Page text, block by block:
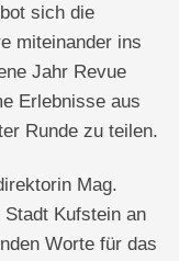
sich die
miteinander ins
Jahr Revue
Erlebnisse aus
Runde zu teilen.
Mag.
Kufstein an
Worte für das